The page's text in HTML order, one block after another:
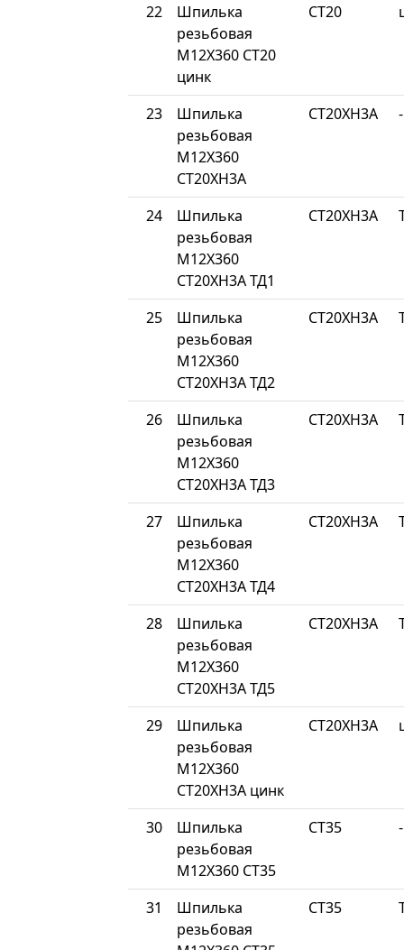
22
Шпилька
резьбовая
М12Х360 СТ20
цинк
СТ20
23
Шпилька
резьбовая
М12Х360
СТ20ХН3А
СТ20ХН3А -
24
Шпилька
резьбовая
М12Х360
СТ20ХН3А ТД1
СТ20ХН3А
25
Шпилька
резьбовая
М12Х360
СТ20ХН3А ТД2
СТ20ХН3А
26
Шпилька
резьбовая
М12Х360
СТ20ХН3А ТД3
СТ20ХН3А
27
Шпилька
резьбовая
М12Х360
СТ20ХН3А ТД4
СТ20ХН3А
28
Шпилька
резьбовая
М12Х360
СТ20ХН3А ТД5
СТ20ХН3А
29
Шпилька
резьбовая
М12Х360
СТ20ХН3А цинк
СТ20ХН3А
30
Шпилька
резьбовая
М12Х360 СТ35
СТ35 -
31
Шпилька
резьбовая
СТ35